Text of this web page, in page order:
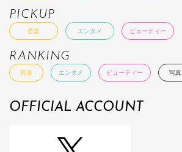
PICKUP
音楽 エンタメ ビューティー
RANKING
音楽 エンタメ ビューティー 写真
OFFICIAL ACCOUNT